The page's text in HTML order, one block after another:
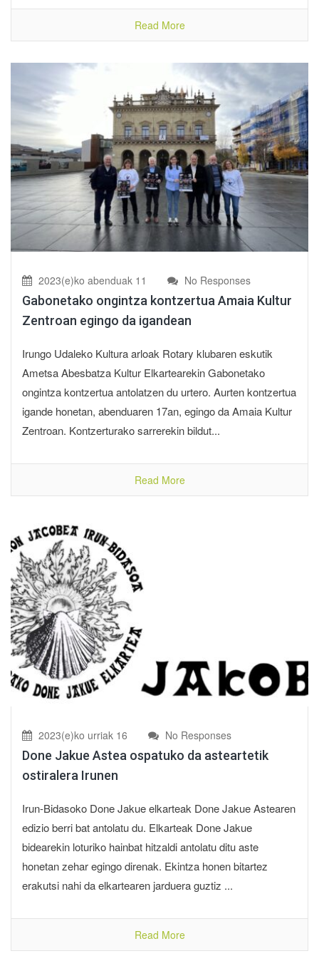
Read More
2023(e)ko abenduak 11 No Responses
Gabonetako ongintza kontzertua Amaia Kultur
Zentroan egingo da igandean
Irungo Udaleko Kultura arloak Rotary klubaren eskutik
Ametsa Abesbatza Kultur Elkartearekin Gabonetako
ongintza kontzertua antolatzen du urtero. Aurten kontzertua
igande honetan, abenduaren 17an, egingo da Amaia Kultur
Zentroan. Kontzerturako sarrerekin bildut...
Read More
2023(e)ko urriak 16 No Responses
Done Jakue Astea ospatuko da asteartetik
ostiralera Irunen
Irun-Bidasoko Done Jakue elkarteak Done Jakue Astearen
edizio berri bat antolatu du. Elkarteak Done Jakue
bidearekin loturiko hainbat hitzaldi antolatu ditu aste
honetan zehar egingo direnak. Ekintza honen bitartez
erakutsi nahi da elkartearen jarduera guztiz ...
Read More